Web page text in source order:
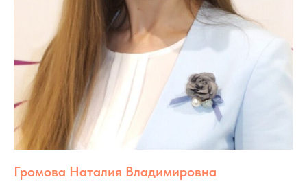
Громова Наталия Владимировна